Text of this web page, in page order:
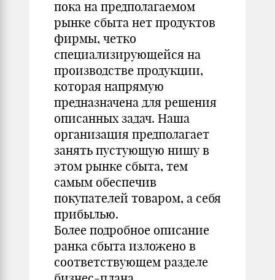
пока на предполагаемом
рынке сбыта нет продуктов
фирмы, четко
специализирующейся на
производстве продукции,
которая напрямую
предназначена для решения
описанных задач. Наша
организация предполагает
занять пустующую нишу в
этом рынке сбыта, тем
самым обеспечив
покупателей товаром, а себя
прибылью.
Более подробное описание
ранка сбыта изложено в
соответствующем разделе